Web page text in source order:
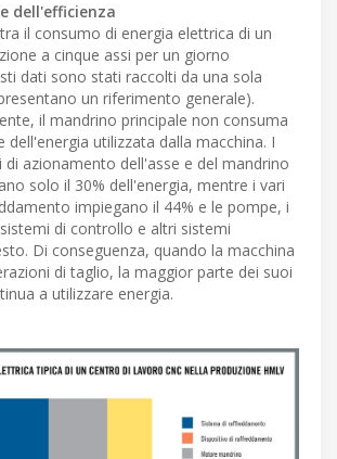
dell'efficienza
il consumo di energia elettrica di un
a cinque assi per un giorno
dati sono stati raccolti da una sola
un riferimento generale).
il mandrino principale non consuma
dell'energia utilizzata dalla macchina. I
azionamento dell'asse e del mandrino
solo il 30% dell'energia, mentre i vari
impiegano il 44% e le pompe, i
di controllo e altri sistemi
Di conseguenza, quando la macchina
di taglio, la maggior parte dei suoi
a utilizzare energia.